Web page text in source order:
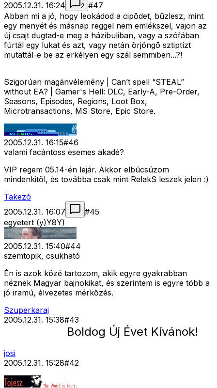
2005.12.31. 16:24 2 #47
Abban mi a jó, hogy leokádod a cipõdet, bûzlesz, mint
egy menyét és másnap reggel nem emlékszel, vajon az
új csajt dugtad-e meg a házibuliban, vagy a szófában
fúrtál egy lukat és azt, vagy netán örjöngõ sztiptízt
mutattál-e be az erkélyen egy szál semmiben...?!
Szigorúan magánvélemény | Can’t spell “STEAL”
without EA? | Gamer's Hell: DLC, Early-A, Pre-Order,
Seasons, Episodes, Regions, Loot Box,
Microtransactions, MS Store, Epic Store.
2005.12.31. 16:15#46
valami facántoss esemes akadé?
VIP regem 05.14-én lejár. Akkor elbúcsúzom
mindenkitől, és továbba csak mint RelakS leszek jelen :)
Takezó
2005.12.31. 16:07
#45
egyetert (y)Y8Y)
2005.12.31. 15:40#44
szemtopik, csukható
Én is azok közé tartozom, akik egyre gyakrabban
néznek Magyar bajnokikat, és szerintem is egyre több a
jó iramú, élvezetes mérkőzés.
Szuperkaraj
2005.12.31. 15:38#43
Boldog Új Évet Kívánok!
josi
2005.12.31. 15:28#42